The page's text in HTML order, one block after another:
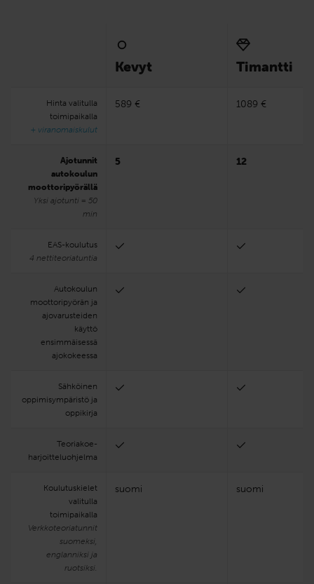
Kevyt Timantti
Hinta valitulla
toimipaikalla
+ viranomaiskulut
589 € 1089 €
Ajotunnit
autokoulun
moottoripyörällä
Yksi ajotunti = 50
min
5 12
EAS-koulutus
4 nettiteoriatuntia
Autokoulun
moottoripyörän ja
ajovarusteiden
käyttö
ensimmäisessä
ajokokeessa
Sähköinen
oppimisympäristö ja
oppikirja
Teoria­koe­
harjoittelu­ohjelma
Koulutuskielet
valitulla
toimipaikalla
Verkkoteoriatunnit
suomeksi,
englanniksi ja
ruotsiksi.
suomi suomi